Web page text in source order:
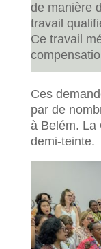
de manière
travail
Ce travail
Ces
par de
à Belém. La
demi-teinte.